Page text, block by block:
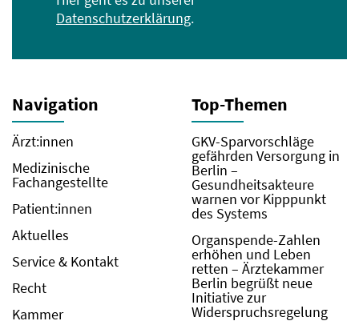
Datenschutzerklärung.
Navigation
Ärzt:innen
Medizinische
Fachangestellte
Patient:innen
Aktuelles
Service & Kontakt
Recht
Kammer
Top-Themen
GKV-Sparvorschläge
gefährden Versorgung in
Berlin –
Gesundheitsakteure
warnen vor Kipppunkt
des Systems
Organspende-Zahlen
erhöhen und Leben
retten – Ärztekammer
Berlin begrüßt neue
Initiative zur
Widerspruchsregelung